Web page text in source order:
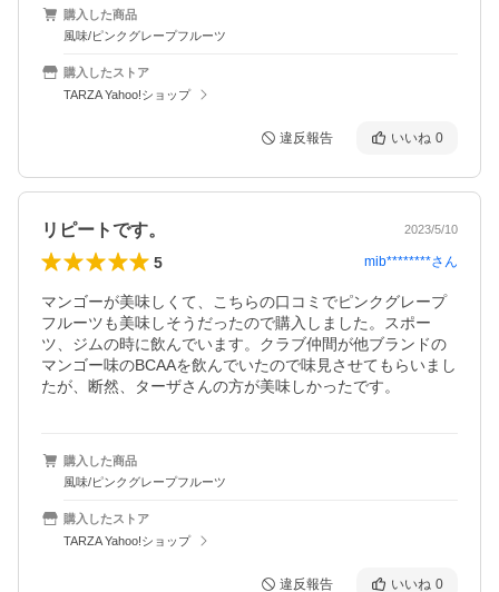
購入した商品
風味/ピンクグレープフルーツ
購入したストア
TARZA Yahoo!ショップ
違反報告 いいね 0
リピートです。 2023/5/10
5 mib********さん
マンゴーが美味しくて、こちらの口コミでピンクグレープ
フルーツも美味しそうだったので購入しました。スポー
ツ、ジムの時に飲んでいます。クラブ仲間が他ブランドの
マンゴー味のBCAAを飲んでいたので味見させてもらいまし
たが、断然、ターザさんの方が美味しかったです。
購入した商品
風味/ピンクグレープフルーツ
購入したストア
TARZA Yahoo!ショップ
違反報告 いいね 0